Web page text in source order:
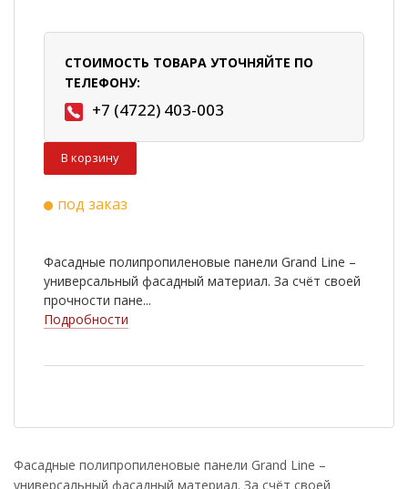
СТОИМОСТЬ ТОВАРА УТОЧНЯЙТЕ ПО
ТЕЛЕФОНУ:
+7 (4722) 403-003
В корзину
под заказ
Фасадные полипропиленовые панели Grand Line –
универсальный фасадный материал. За счёт своей
прочности пане...
Подробности
Фасадные полипропиленовые панели Grand Line –
универсальный фасадный материал. За счёт своей